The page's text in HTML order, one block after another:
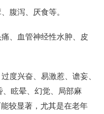
腹泻、厌食等。
、血管神经性水肿、皮
度兴奋、易激惹、谵妄、
眩晕、幻觉、局部麻
较显著，尤其是在老年